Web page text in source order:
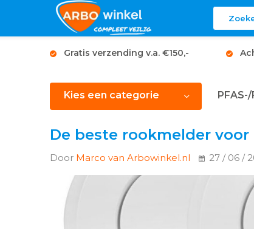
Gratis verzending v.a. €150,-
Kies een categorie
De beste rookmelder
Door Marco van Arbowinkel.nl 27 / 06 /